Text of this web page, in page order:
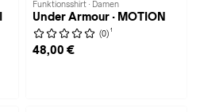
Funktionsshirt · Damen
Under Armour · MOTION
(0) 1
48,00 €